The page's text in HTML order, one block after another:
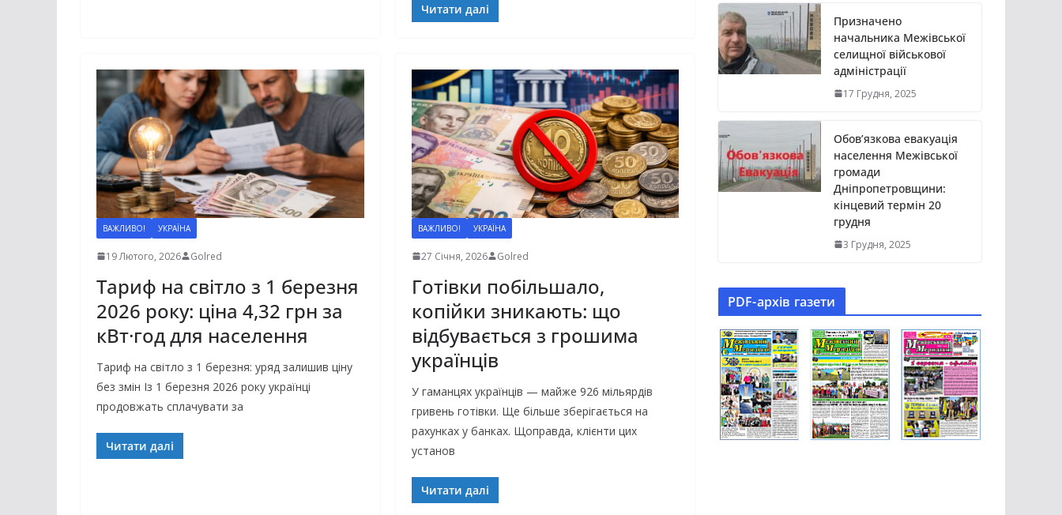
Читати далі
ВАЖЛИВО! УКРАЇНА
19 Лютого, 2026 Golred
Тариф на світло з 1 березня
2026 року: ціна 4,32 грн за
кВт·год для населення
Тариф на світло з 1 березня: уряд залишив ціну
без змін Із 1 березня 2026 року українці
продовжать сплачувати за
Читати далі
ВАЖЛИВО! УКРАЇНА
27 Січня, 2026 Golred
Готівки побільшало,
копійки зникають: що
відбувається з грошима
українців
У гаманцях українців — майже 926 мільярдів
гривень готівки. Ще більше зберігається на
рахунках у банках. Щоправда, клієнти цих
установ
Читати далі
Призначено
начальника Межівської
селищної військової
адміністрації
17 Грудня, 2025
Обов’язкова евакуація
населення Межівської
громади
Дніпропетровщини:
кінцевий термін 20
грудня
3 Грудня, 2025
PDF-aрхів газети